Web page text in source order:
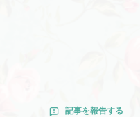
記事を報告する